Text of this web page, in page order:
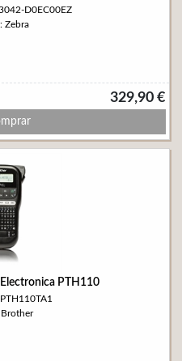
D0EC00EZ
Zebra
329,90 €
PTH110